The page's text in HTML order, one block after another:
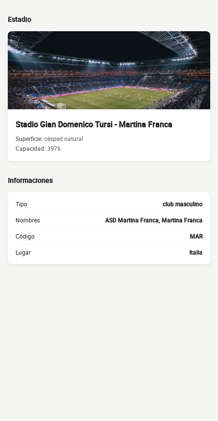
Estadio
Stadio Gian Domenico Tursi - Martina Franca
Superficie:césped natural
Capacidad:3976
Informaciones
Tipo club masculino
Nombres ASD Martina Franca, Martina Franca
Código MAR
Lugar Italia